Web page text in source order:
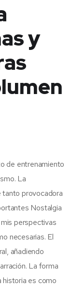
y
de entrenamiento
La
tanto provocadora
Nostalgia
perspectivas
necesarias. El
añadiendo
La forma
historia es como